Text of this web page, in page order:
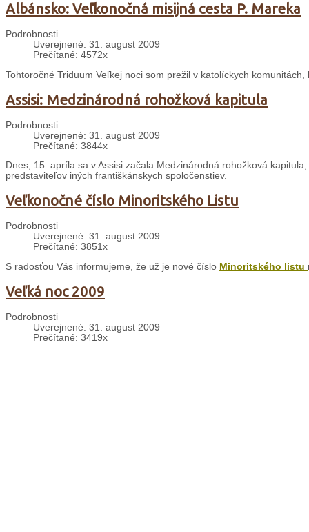
Albánsko: Veľkonočná misijná cesta P. Mareka
Podrobnosti
Uverejnené: 31. august 2009
Prečítané: 4572x
Tohtoročné Triduum Veľkej noci som prežil v katolíckych
Assisi: Medzinárodná rohožková kapitula
Podrobnosti
Uverejnené: 31. august 2009
Prečítané: 3844x
Dnes, 15. apríla sa v Assisi začala Medzinárodná rohožková
predstaviteľov iných františkánskych spoločenstiev.
Veľkonočné číslo Minoritského Listu
Podrobnosti
Uverejnené: 31. august 2009
Prečítané: 3851x
S radosťou Vás informujeme, že už je nové číslo Minoritského listu
Veľká noc 2009
Podrobnosti
Uverejnené: 31. august 2009
Prečítané: 3419x